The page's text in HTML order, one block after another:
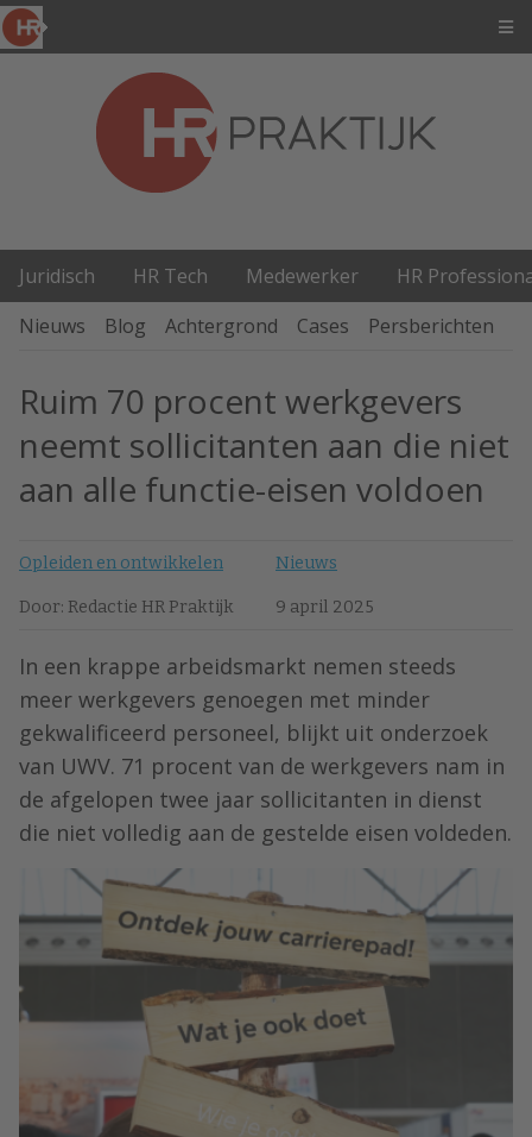
Juridisch HR Tech Medewerker
HR
Nieuws
Blog Achtergrond Cases Persberichten
Ruim 70 procent werkgevers
neemt sollicitanten aan die niet
aan alle functie-eisen voldoen
Opleiden en ontwikkelen Nieuws
Door: Redactie HR Praktijk 9 april 2025
In een krappe arbeidsmarkt nemen steeds
meer werkgevers genoegen met minder
gekwalificeerd personeel, blijkt uit onderzoek
van UWV. 71 procent van de werkgevers nam in
de afgelopen twee jaar sollicitanten in dienst
die niet volledig aan de gestelde eisen voldeden.